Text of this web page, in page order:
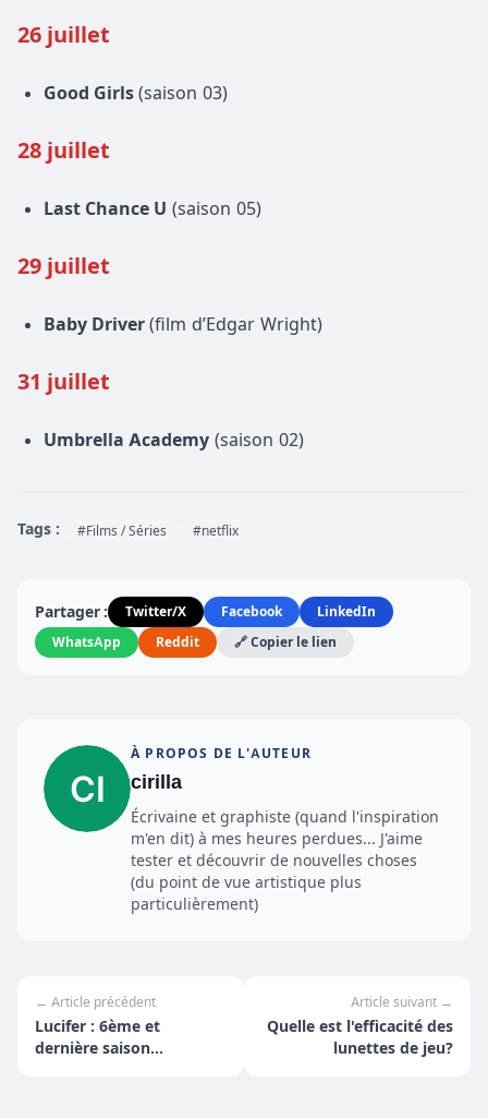
26 juillet
Good Girls (saison 03)
28 juillet
Last Chance U (saison 05)
29 juillet
Baby Driver (film d’Edgar Wright)
31 juillet
Umbrella Academy (saison 02)
Tags : #Films / Séries #netflix
Partager : Twitter/X Facebook
LinkedIn
WhatsApp
Reddit 🔗 Copier le lien
À PROPOS DE L'AUTEUR
cirilla
Écrivaine et graphiste (quand l'inspiration
m'en dit) à mes heures perdues... J'aime
tester et découvrir de nouvelles choses
(du point de vue artistique plus
particulièrement)
← Article précédent
Lucifer : 6ème et
dernière saison
Article suivant →
Quelle est l'efficacité des
lunettes de jeu?